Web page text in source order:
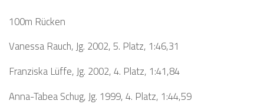
100m Rücken
Vanessa Rauch, Jg. 2002, 5. Platz, 1:46,31
Franziska Lüffe, Jg. 2002, 4. Platz, 1:41,84
Anna-Tabea Schug, Jg. 1999, 4. Platz, 1:44,59